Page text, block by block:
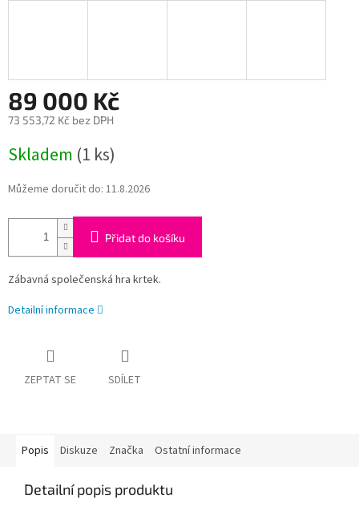
89 000 Kč
73 553,72 Kč bez DPH
cena:
Skladem (1 ks)
Můžeme doručit do: 11.8.2026
Přidat do košíku
Zábavná společenská hra krtek.
Detailní informace
ZEPTAT SE SDÍLET
Popis Diskuze Značka Ostatní informace
Detailní popis produktu